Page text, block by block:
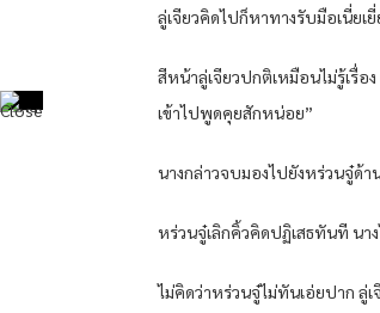
ลู่เจียวคิดไปก็หาทางรับมือเนี่ยเ
สีหน้าลู่เจียวปกติเหมือนไม่รู้เรื่
เข้าไปพูดคุยสักหน่อย”
นางกล่าวจบมองไปยังหร่วนจู๋ด้
หร่วนจู๋เลิกคิ้วคิดปฏิเสธทันที น
ไม่คิดว่าหร่วนจู๋ไม่ทันเอ่ยปาก ลู่เ